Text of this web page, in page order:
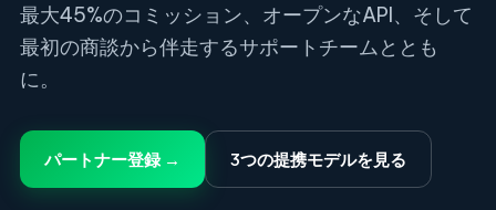
最大45%のコミッション、オープンなAPI、そして
最初の商談から伴走するサポートチームととも
に。
パートナー登録 → 3つの提携モデルを見る